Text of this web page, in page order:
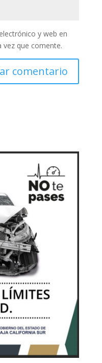
y web en
vez que comente.